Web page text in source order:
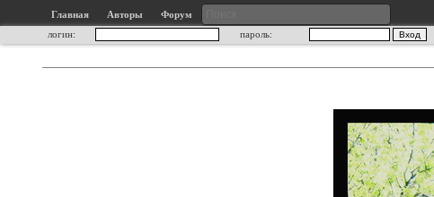
Главная Авторы
Форум
логин:
пароль: